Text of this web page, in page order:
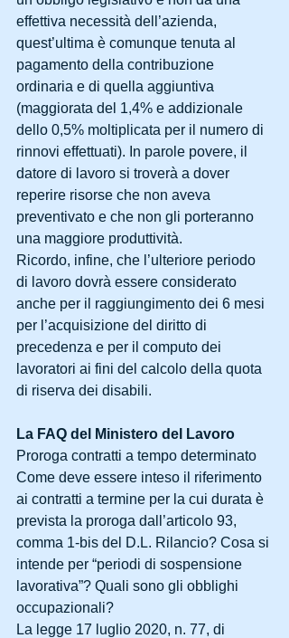
effettiva necessità dell’azienda,
quest’ultima è comunque tenuta al
pagamento della contribuzione
ordinaria e di quella aggiuntiva
(maggiorata del 1,4% e addizionale
dello 0,5% moltiplicata per il numero di
rinnovi effettuati). In parole povere, il
datore di lavoro si troverà a dover
reperire risorse che non aveva
preventivato e che non gli porteranno
una maggiore produttività.
Ricordo, infine, che l’ulteriore periodo
di lavoro dovrà essere considerato
anche per il raggiungimento dei 6 mesi
per l’acquisizione del diritto di
precedenza e per il computo dei
lavoratori ai fini del calcolo della quota
di riserva dei disabili.
La FAQ del Ministero del Lavoro
Proroga contratti a tempo determinato
Come deve essere inteso il riferimento
ai contratti a termine per la cui durata è
prevista la proroga dall’articolo 93,
comma 1-bis del D.L. Rilancio? Cosa si
intende per “periodi di sospensione
lavorativa”? Quali sono gli obblighi
occupazionali?
La legge 17 luglio 2020, n. 77, di